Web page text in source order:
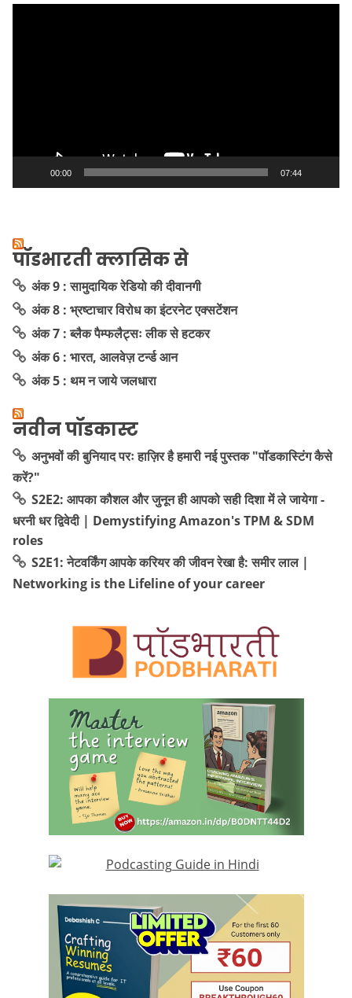
00:00 07:44
पॉडभारती क्लासिक से
अंक 9 : सामुदायिक रेडियो की दीवानगी
अंक 8 : भ्रष्टाचार विरोध का इंटरनेट एक्सटेंशन
अंक 7 : ब्लैक पैम्फलैट्सः लीक से हटकर
अंक 6 : भारत, आलवेज़ टर्न्ड आन
अंक 5 : थम न जाये जलधारा
नवीन पॉडकास्ट
अनुभवों की बुनियाद परः हाज़िर है हमारी नई पुस्तक "पॉडकास्टिंग कैसे
करें?"
S2E2: आपका कौशल और जुनून ही आपको सही दिशा में ले जायेगा -
धरनी धर द्विवेदी | Demystifying Amazon's TPM & SDM
roles
S2E1: नेटवर्किंग आपके करियर की जीवन रेखा है: समीर लाल |
Networking is the Lifeline of your career